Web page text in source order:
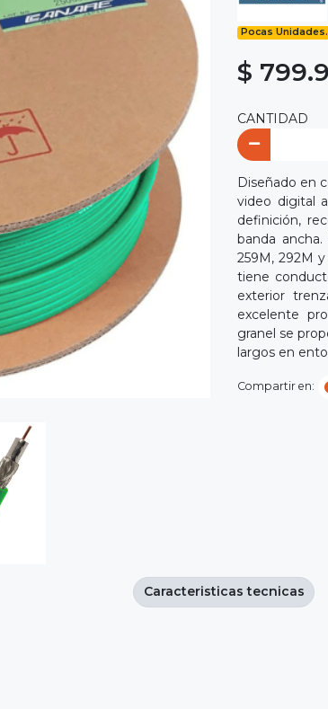
Pocas Unidades.
$
CANTIDAD
Diseñado en
video digital
definición,
banda
259M, 292M
tiene
exterior
excelente
granel se
largos en
Compartir en:
Caracteristicas tecnicas